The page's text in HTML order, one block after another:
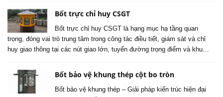
Bốt trực chỉ huy CSGT
Bốt trực chỉ huy CSGT là hạng mục hạ tầng quan
trọng, đóng vai trò trung tâm trong công tác điều tiết, giám sát và chỉ
huy giao thông tại các nút giao lớn, tuyến đường trọng điểm và khu…
Bốt bảo vệ khung thép cột bo tròn
Bốt bảo vệ khung thép – Giải pháp kiến trúc hiện đại